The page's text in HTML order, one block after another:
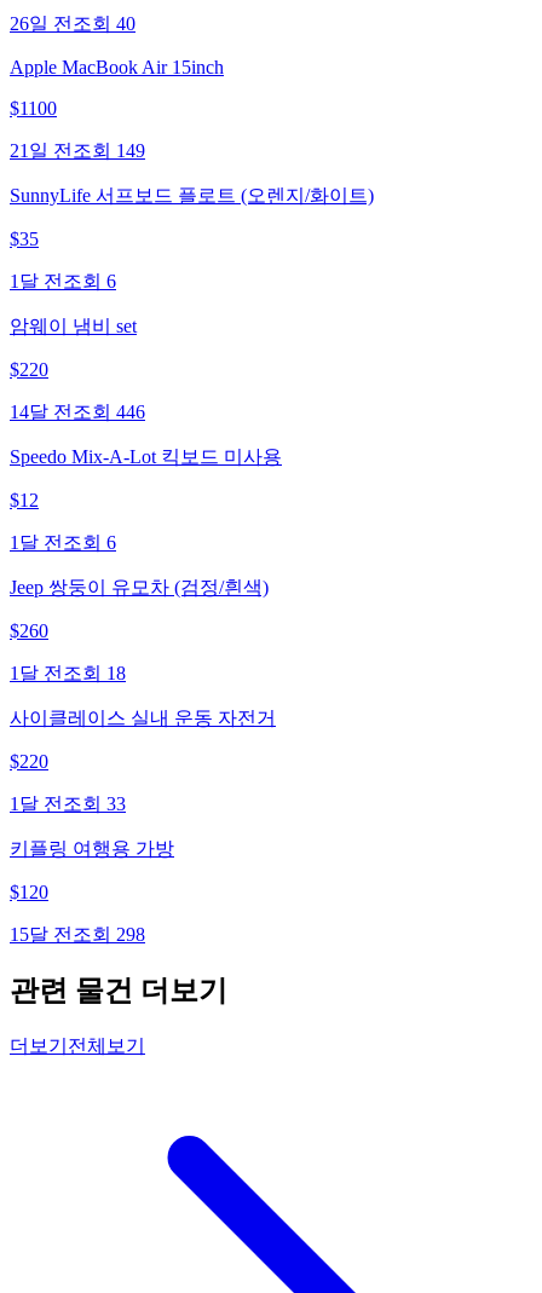
26일 전 조회 40
Apple MacBook Air 15inch
$1100
21일 전 조회 149
SunnyLife 서프보드 플로트 (오렌지/화이트)
$35
1달 전 조회 6
암웨이 냄비 set
$220
14달 전 조회 446
Speedo Mix-A-Lot 킥보드 미사용
$12
1달 전 조회 6
Jeep 쌍둥이 유모차 (검정/흰색)
$260
1달 전 조회 18
사이클레이스 실내 운동 자전거
$220
1달 전 조회 33
키플링 여행용 가방
$120
15달 전 조회 298
관련 물건 더보기
더보기 전체보기